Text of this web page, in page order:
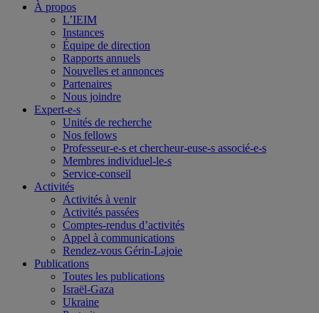
À propos
L’IEIM
Instances
Équipe de direction
Rapports annuels
Nouvelles et annonces
Partenaires
Nous joindre
Expert-e-s
Unités de recherche
Nos fellows
Professeur-e-s et chercheur-euse-s associé-e-s
Membres individuel-le-s
Service-conseil
Activités
Activités à venir
Activités passées
Comptes-rendus d’activités
Appel à communications
Rendez-vous Gérin-Lajoie
Publications
Toutes les publications
Israël-Gaza
Ukraine